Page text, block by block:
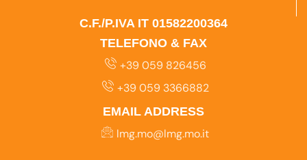
C.F./P.IVA IT 01582200364
TELEFONO & FAX
+39 059 826456
+39 059 3366882
EMAIL ADDRESS
lmg.mo@lmg.mo.it